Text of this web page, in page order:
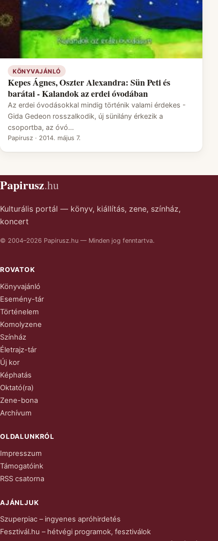
KÖNYVAJÁNLÓ
Kepes Ágnes, Oszter Alexandra: Sün Peti és
barátai - Kalandok az erdei óvodában
Az erdei óvodásokkal mindig történik valami érdekes -
Gida Gedeon rosszalkodik, új sünilány érkezik a
csoportba, az óvó…
Papirusz · 2014. május 7.
Papirusz.hu
Kulturális portál — könyv, kiállítás, zene, színház,
koncert
© 2004–2026 Papirusz.hu — Minden jog fenntartva.
ROVATOK
Könyvajánló
Esemény-tár
Történelem
Komolyzene
Színház
Életrajz-tár
Új kor
Képhatás
Oktató(ra)
Zene-bona
Archívum
OLDALUNKRÓL
Impresszum
Támogatóink
RSS csatorna
AJÁNLJUK
Szuperpiac – ingyenes apróhirdetés
Fesztivál.hu – hétvégi programok, fesztiválok